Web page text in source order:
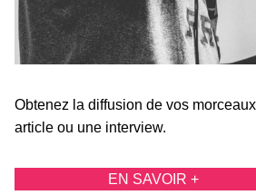
Obtenez la diffusion de vos
article ou une interview.
EN SAVOIR +